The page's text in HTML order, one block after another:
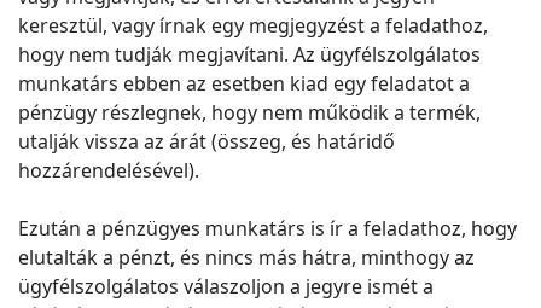
keresztül, vagy írnak egy megjegyzést a feladathoz,
hogy nem tudják megjavítani. Az ügyfélszolgálatos
munkatárs ebben az esetben kiad egy feladatot a
pénzügy részlegnek, hogy nem működik a termék,
utalják vissza az árát (összeg, és határidő
hozzárendelésével).
Ezután a pénzügyes munkatárs is ír a feladathoz, hogy
elutalták a pénzt, és nincs más hátra, minthogy az
ügyfélszolgálatos válaszoljon a jegyre ismét a